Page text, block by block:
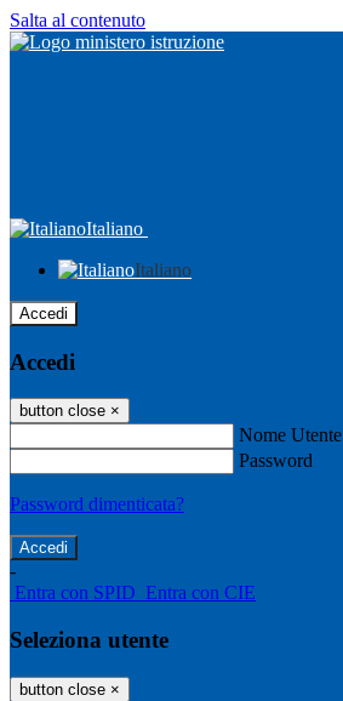
Salta al contenuto
Italiano
Italiano
Accedi
Accedi
button close ×
Nome Utente
Password
Password dimenticata?
-
Entra con SPID Entra con CIE
Seleziona utente
button close ×